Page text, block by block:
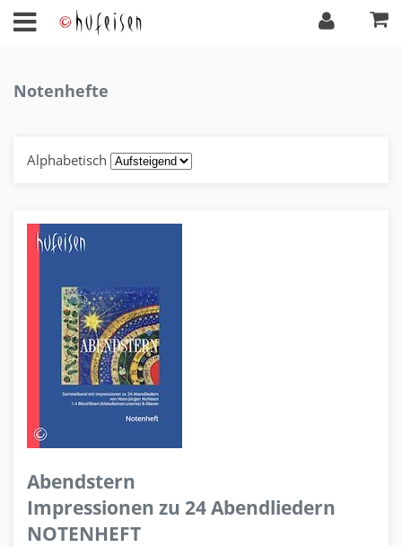
Notenhefte
Alphabetisch
Abendstern
Impressionen zu 24 Abendliedern
NOTENHEFT